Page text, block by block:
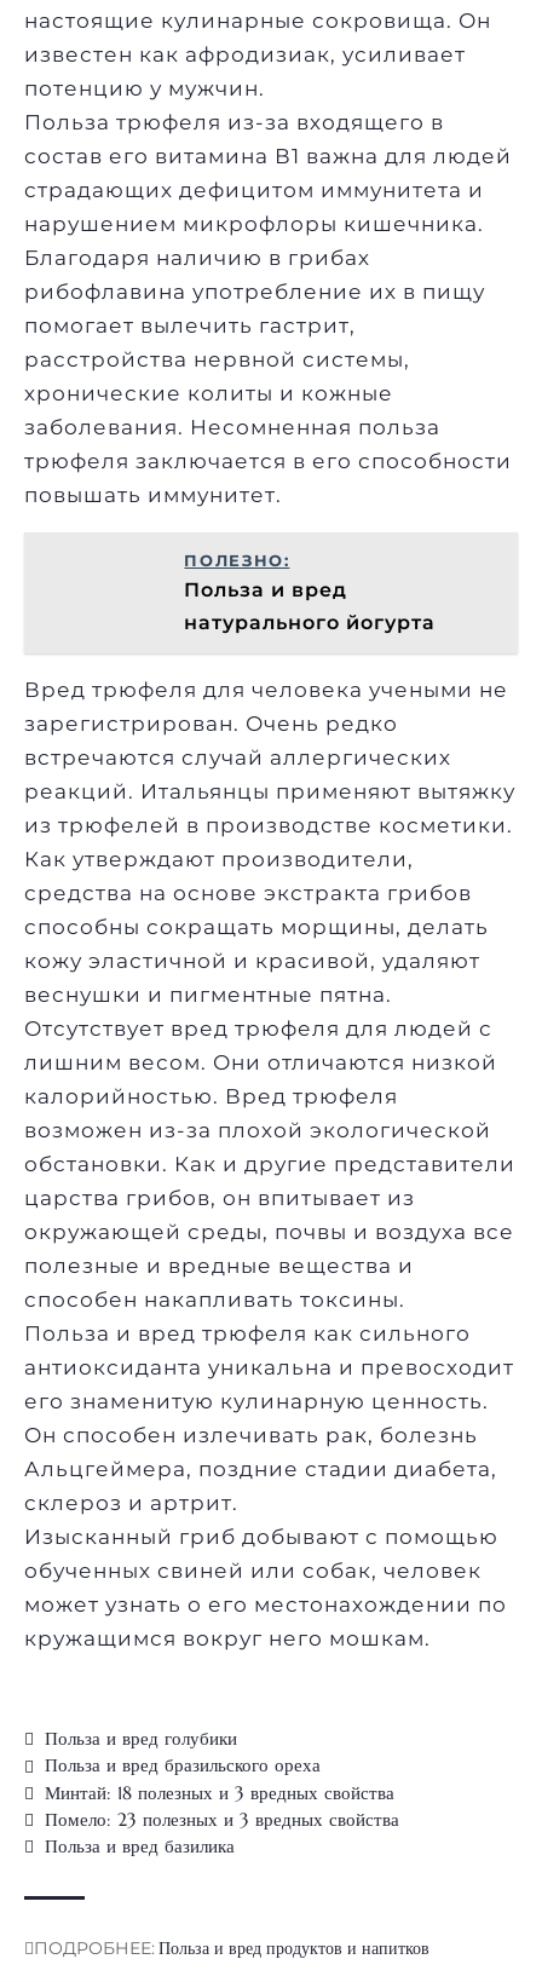
настоящие кулинарные сокровища. Он
известен как афродизиак, усиливает
потенцию у мужчин.
Польза трюфеля из-за входящего в
состав его витамина В1 важна для людей
страдающих дефицитом иммунитета и
нарушением микрофлоры кишечника.
Благодаря наличию в грибах
рибофлавина употребление их в пищу
помогает вылечить гастрит,
расстройства нервной системы,
хронические колиты и кожные
заболевания. Несомненная польза
трюфеля заключается в его способности
повышать иммунитет.
ПОЛЕЗНО:
Польза и вред
натурального йогурта
Вред трюфеля для человека учеными не
зарегистрирован. Очень редко
встречаются случай аллергических
реакций. Итальянцы применяют вытяжку
из трюфелей в производстве косметики.
Как утверждают производители,
средства на основе экстракта грибов
способны сокращать морщины, делать
кожу эластичной и красивой, удаляют
веснушки и пигментные пятна.
Отсутствует вред трюфеля для людей с
лишним весом. Они отличаются низкой
калорийностью. Вред трюфеля
возможен из-за плохой экологической
обстановки. Как и другие представители
царства грибов, он впитывает из
окружающей среды, почвы и воздуха все
полезные и вредные вещества и
способен накапливать токсины.
Польза и вред трюфеля как сильного
антиоксиданта уникальна и превосходит
его знаменитую кулинарную ценность.
Он способен излечивать рак, болезнь
Альцгеймера, поздние стадии диабета,
склероз и артрит.
Изысканный гриб добывают с помощью
обученных свиней или собак, человек
может узнать о его местонахождении по
кружащимся вокруг него мошкам.
Польза и вред голубики
Польза и вред бразильского ореха
Минтай: 18 полезных и 3 вредных свойства
Помело: 23 полезных и 3 вредных свойства
Польза и вред базилика
ПОДРОБНЕЕ: Польза и вред продуктов и напитков